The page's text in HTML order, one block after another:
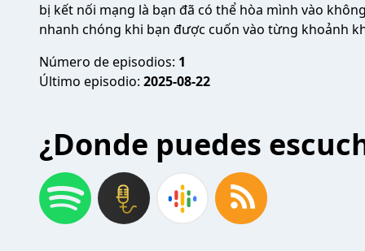
bị kết nối mạng là bạn đã có thể hòa mình vào
nhanh chóng khi bạn được cuốn vào từng khoảnh
Número de episodios: 1
Último episodio: 2025-08-22
¿Donde puedes